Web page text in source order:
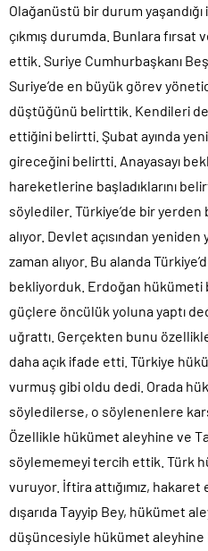
Olağanüstü bir durum yaşandığı
çıkmış durumda. Bunlara
ettik. Suriye Cumhurbaşkanı
Suriye’de en büyük görev
düştüğünü belirttik. Kendileri
ettiğini belirtti. Şubat ayında
gireceğini belirtti. Anayasayı
hareketlerine başladıklarını
söylediler. Türkiye’de bir yerden
alıyor. Devlet açısından
zaman alıyor. Bu alanda
bekliyorduk. Erdoğan hükümeti
güçlere öncülük yoluna yaptı
uğrattı. Gerçekten bunu
daha açık ifade etti. Türkiye
vurmuş gibi oldu dedi. Orada
söyledilerse, o söylenenlere
Özellikle hükümet aleyhine ve
söylememeyi tercih ettik. Türk
vuruyor. İftira attığımız,
dışarıda Tayyip Bey, hükümet
düşüncesiyle hükümet aleyhine